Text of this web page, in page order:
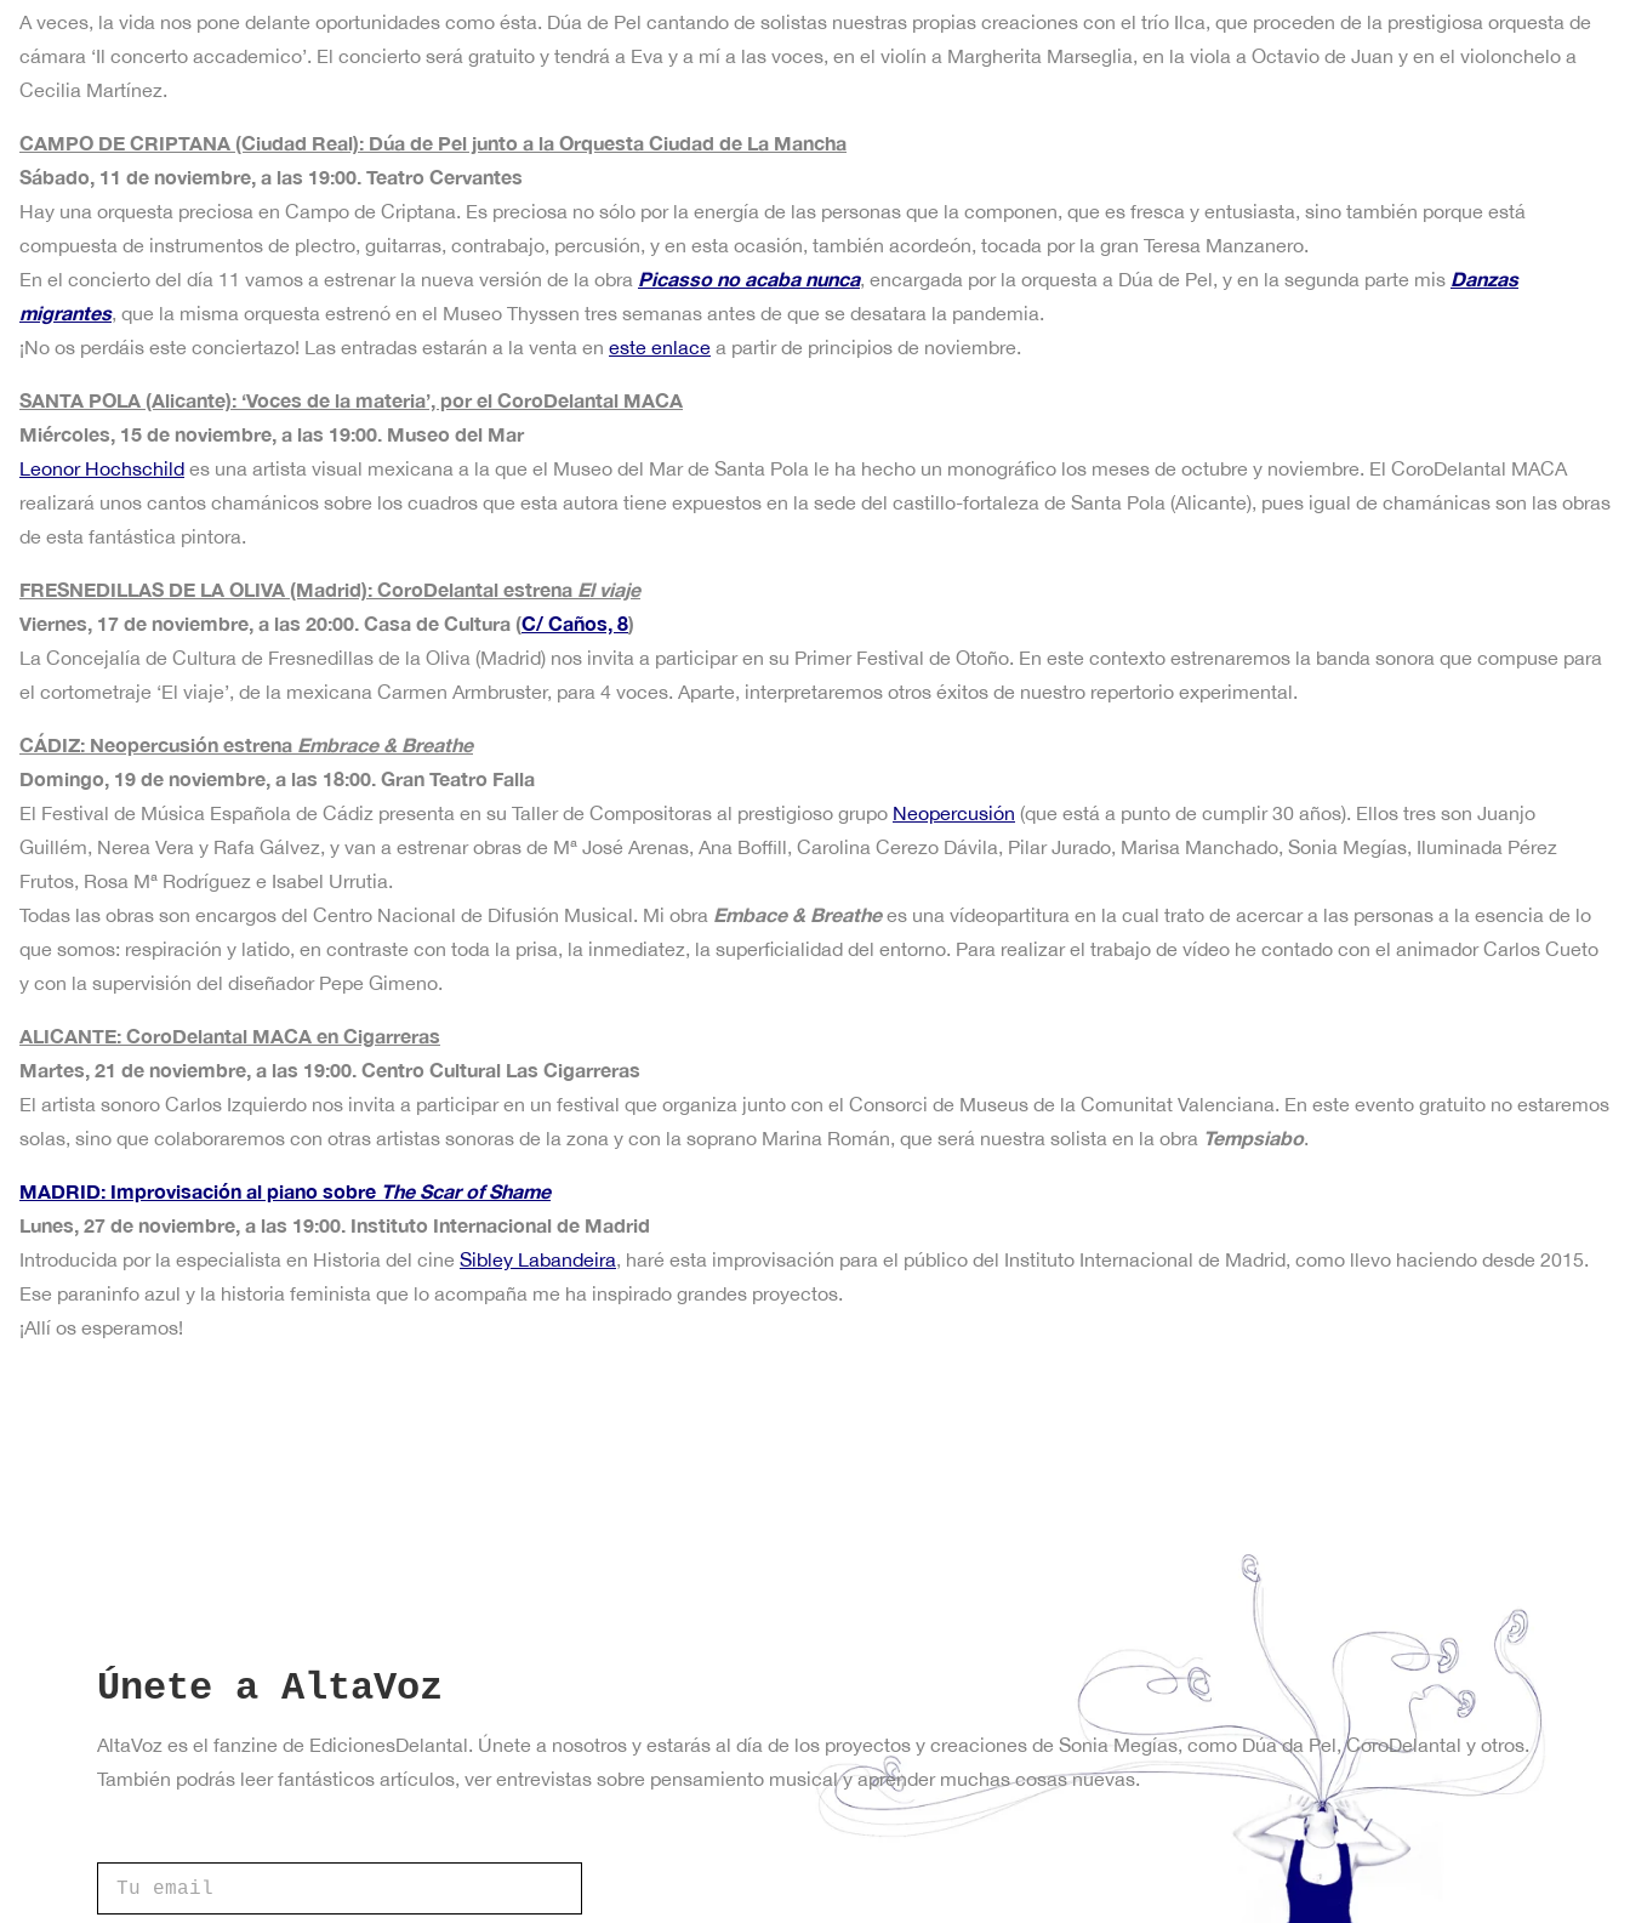
A veces, la vida nos pone delante oportunidades como ésta. Dúa de Pel cantando de solistas nuestras propias creaciones con el trío Ilca, que proceden de la prestigiosa orquesta de
cámara ‘Il concerto accademico’. El concierto será gratuito y tendrá a Eva y a mí a las voces, en el violín a Margherita Marseglia, en la viola a Octavio de Juan y en el violonchelo a
Cecilia Martínez.
CAMPO DE CRIPTANA (Ciudad Real): Dúa de Pel junto a la Orquesta Ciudad de La Mancha
Sábado, 11 de noviembre, a las 19:00. Teatro Cervantes
Hay una orquesta preciosa en Campo de Criptana. Es preciosa no sólo por la energía de las personas que la componen, que es fresca y entusiasta, sino también porque está
compuesta de instrumentos de plectro, guitarras, contrabajo, percusión, y en esta ocasión, también acordeón, tocada por la gran Teresa Manzanero.
En el concierto del día 11 vamos a estrenar la nueva versión de la obra Picasso no acaba nunca, encargada por la orquesta a Dúa de Pel, y en la segunda parte mis Danzas
migrantes, que la misma orquesta estrenó en el Museo Thyssen tres semanas antes de que se desatara la pandemia.
¡No os perdáis este conciertazo! Las entradas estarán a la venta en este enlace a partir de principios de noviembre.
SANTA POLA (Alicante): ‘Voces de la materia’, por el CoroDelantal MACA
Miércoles, 15 de noviembre, a las 19:00. Museo del Mar
Leonor Hochschild es una artista visual mexicana a la que el Museo del Mar de Santa Pola le ha hecho un monográfico los meses de octubre y noviembre. El CoroDelantal MACA
realizará unos cantos chamánicos sobre los cuadros que esta autora tiene expuestos en la sede del castillo-fortaleza de Santa Pola (Alicante), pues igual de chamánicas son las obras
de esta fantástica pintora.
FRESNEDILLAS DE LA OLIVA (Madrid): CoroDelantal estrena El viaje
Viernes, 17 de noviembre, a las 20:00. Casa de Cultura (C/ Caños, 8)
La Concejalía de Cultura de Fresnedillas de la Oliva (Madrid) nos invita a participar en su Primer Festival de Otoño. En este contexto estrenaremos la banda sonora que compuse para
el cortometraje ‘El viaje’, de la mexicana Carmen Armbruster, para 4 voces. Aparte, interpretaremos otros éxitos de nuestro repertorio experimental.
CÁDIZ: Neopercusión estrena Embrace & Breathe
Domingo, 19 de noviembre, a las 18:00. Gran Teatro Falla
El Festival de Música Española de Cádiz presenta en su Taller de Compositoras al prestigioso grupo Neopercusión (que está a punto de cumplir 30 años). Ellos tres son Juanjo
Guillém, Nerea Vera y Rafa Gálvez, y van a estrenar obras de Mª José Arenas, Ana Boffill, Carolina Cerezo Dávila, Pilar Jurado, Marisa Manchado, Sonia Megías, Iluminada Pérez
Frutos, Rosa Mª Rodríguez e Isabel Urrutia.
Todas las obras son encargos del Centro Nacional de Difusión Musical. Mi obra Embace & Breathees una vídeopartitura en la cual trato de acercar a las personas a la esencia de lo
que somos: respiración y latido, en contraste con toda la prisa, la inmediatez, la superficialidad del entorno. Para realizar el trabajo de vídeo he contado con el animador Carlos Cueto
y con la supervisión del diseñador Pepe Gimeno.
ALICANTE: CoroDelantal MACA en Cigarreras
Martes, 21 de noviembre, a las 19:00. Centro Cultural Las Cigarreras
El artista sonoro Carlos Izquierdo nos invita a participar en un festival que organiza junto con el Consorci de Museus de la Comunitat Valenciana. En este evento gratuito no estaremos
solas, sino que colaboraremos con otras artistas sonoras de la zona y con la soprano Marina Román, que será nuestra solista en la obra Tempsiabo.
MADRID: Improvisación al piano sobre The Scar of Shame
Lunes, 27 de noviembre, a las 19:00. Instituto Internacional de Madrid
Introducida por la especialista en Historia del cine Sibley Labandeira , haré esta improvisación para el público del Instituto Internacional de Madrid, como llevo haciendo desde 2015.
Ese paraninfo azul y la historia feminista que lo acompaña me ha inspirado grandes proyectos.
¡Allí os esperamos!
Únete a AltaVoz
AltaVoz es el fanzine de EdicionesDelantal. Únete a nosotros y estarás al día de los proyectos y creaciones de Sonia Megías, como Dúa da Pel, CoroDelantal y otros.
También podrás leer fantásticos artículos, ver entrevistas sobre pensamiento musical y aprender muchas cosas nuevas.
r